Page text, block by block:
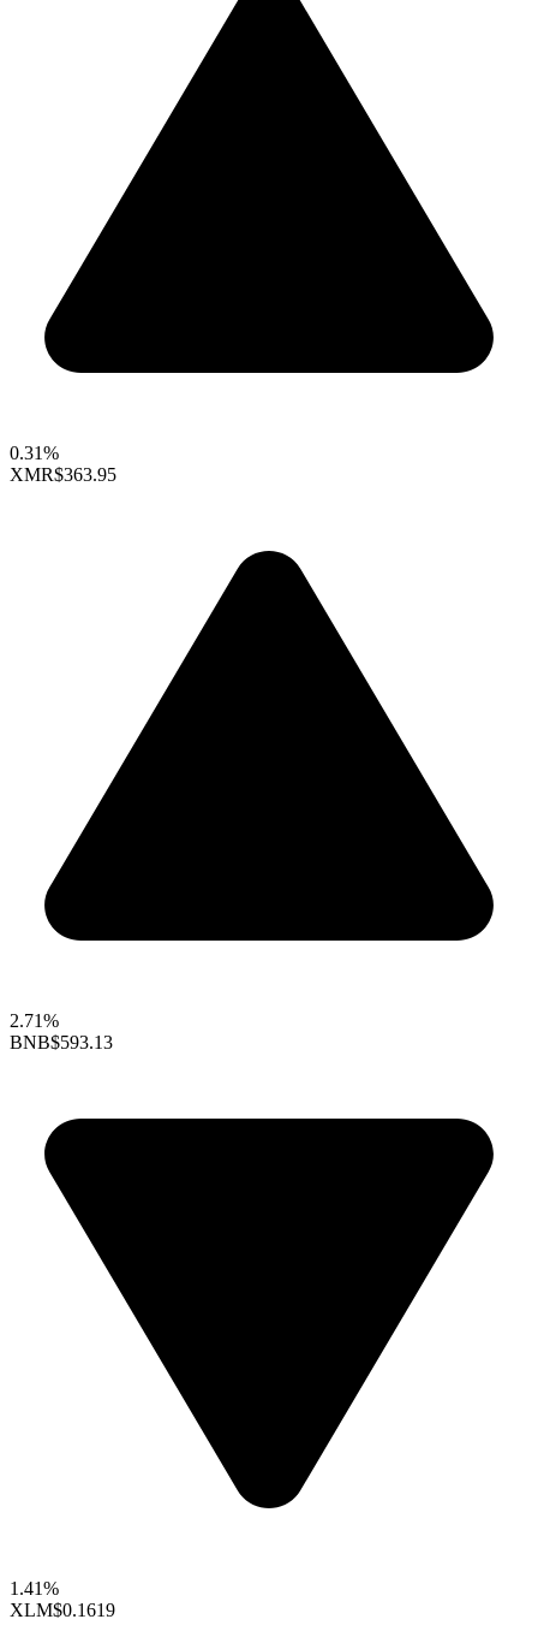
0.31%
XMR$363.95
2.71%
BNB$593.13
1.41%
XLM$0.1619